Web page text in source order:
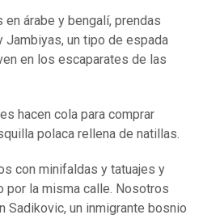
árabe y bengalí, prendas
Jambiyas, un tipo de espada
en los escaparates de las
hacen cola para comprar
polaca rellena de natillas.
con minifaldas y tatuajes y
por la misma calle. Nosotros
Sadikovic, un inmigrante bosnio